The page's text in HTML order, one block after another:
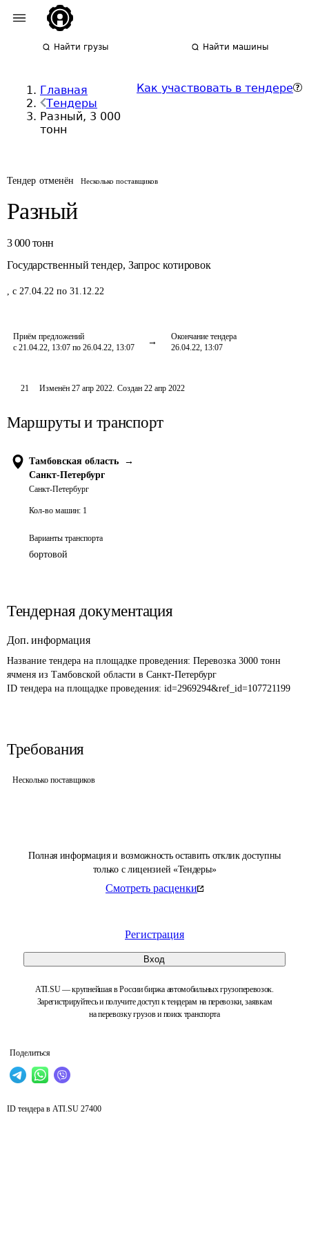
Найти грузы Найти машины
Главная
Тендеры
Разный, 3 000
тонн
Как участвовать в тендере
Тендер отменён Несколько поставщиков
Разный
3 000 тонн
Государственный тендер, Запрос котировок
, с 27.04.22 по 31.12.22
Приём предложений
с 21.04.22, 13:07 по 26.04.22, 13:07
Окончание тендера
26.04.22, 13:07
Полная информация и возможность оставить отклик доступны
только с лицензией «Тендеры»
Смотреть расценки
Регистрация
Вход
ATI.SU — крупнейшая в России биржа автомобильных грузоперевозок.
Зарегистрируйтесь и получите доступ к тендерам на перевозки, заявкам
на перевозку грузов и поиск транспорта
Поделиться
21 Изменён27 апр 2022. Создан 22 апр 2022
Маршруты и транспорт
Тамбовская область
→
Санкт-Петербург
Санкт-Петербург
Кол-во машин: 1
Варианты транспорта
бортовой
Тендерная документация
Доп. информация
Название тендера на площадке проведения: Перевозка 3000 тонн
ячменя из Тамбовской области в Санкт-Петербург
ID тендера на площадке проведения: id=2969294&ref_id=107721199
Требования
Несколько поставщиков
ID тендера в ATI.SU 27400